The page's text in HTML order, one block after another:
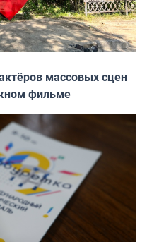
массовых сцен
фильме